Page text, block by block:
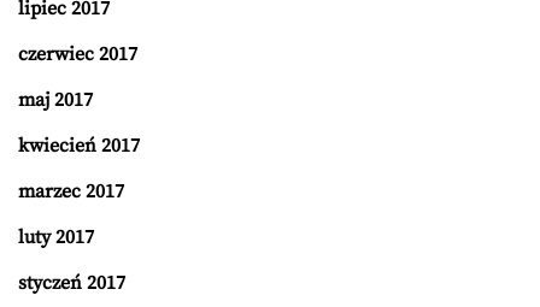
lipiec 2017
czerwiec 2017
maj 2017
kwiecień 2017
marzec 2017
luty 2017
styczeń 2017